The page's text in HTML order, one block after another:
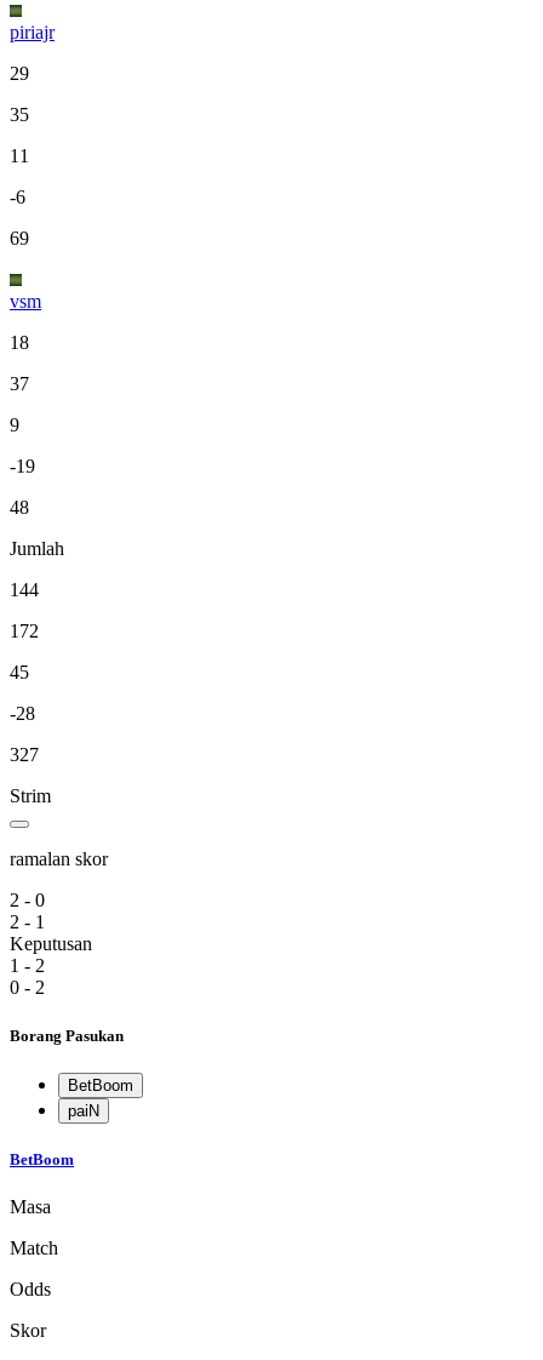
piriajr
29
35
11
-6
69
vsm
18
37
9
-19
48
Jumlah
144
172
45
-28
327
Strim
ramalan skor
2 - 0
2 - 1
Keputusan
1 - 2
0 - 2
Borang Pasukan
BetBoom
paiN
BetBoom
Masa
Match
Odds
Skor